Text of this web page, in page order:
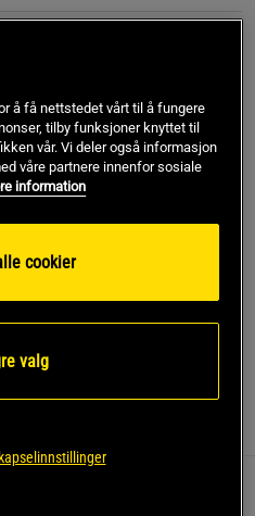
Kjøp
retur 14 dagers angrerett
å få nettstedet vårt til å fungere
tilby funksjoner knyttet til
vår. Vi deler også informasjon
våre partnere innenfor sosiale
information
cookier
valg